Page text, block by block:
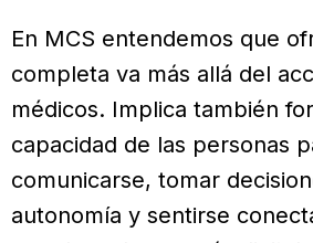
En MCS entendemos que
completa va más allá del
médicos. Implica también
capacidad de las personas
comunicarse, tomar
autonomía y sentirse